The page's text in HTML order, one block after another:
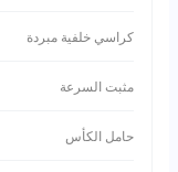
كراسي خلفية مبردة
مثبت السرعة
حامل الكأس